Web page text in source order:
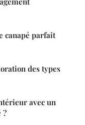
canapé parfait
des types
avec un
?